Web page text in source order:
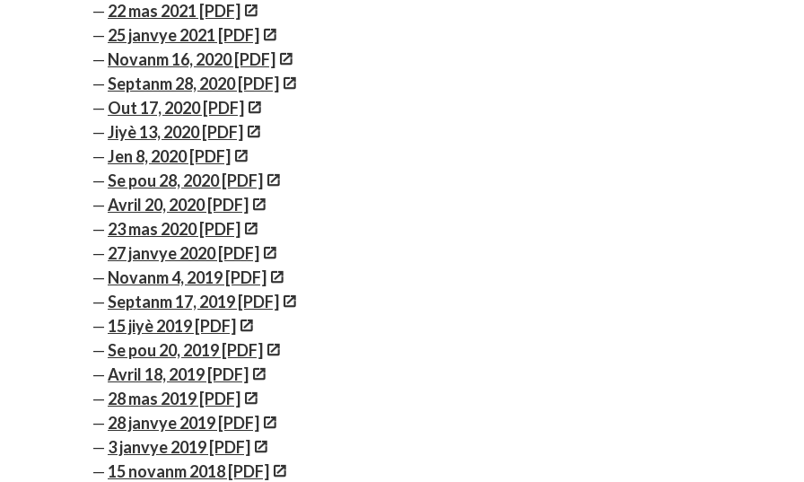
22 mas 2021 [PDF]
25 janvye 2021 [PDF]
Novanm 16, 2020 [PDF]
Septanm 28, 2020 [PDF]
Out 17, 2020 [PDF]
Jiyè 13, 2020 [PDF]
Jen 8, 2020 [PDF]
Se pou 28, 2020 [PDF]
Avril 20, 2020 [PDF]
23 mas 2020 [PDF]
27 janvye 2020 [PDF]
Novanm 4, 2019 [PDF]
Septanm 17, 2019 [PDF]
15 jiyè 2019 [PDF]
Se pou 20, 2019 [PDF]
Avril 18, 2019 [PDF]
28 mas 2019 [PDF]
28 janvye 2019 [PDF]
3 janvye 2019 [PDF]
15 novanm 2018 [PDF]